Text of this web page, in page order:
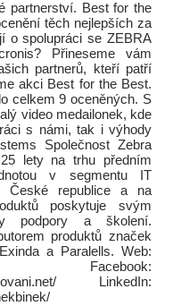
partnerství. Best for the
těch nejlepších za
o spolupráci se ZEBRA
Přineseme vám
partnerů, kteří patří
akci Best for the Best.
celkem 9 oceněných. S
video medailonek, kde
s námi, tak i výhody
Společnost Zebra
lety na trhu předním
v segmentu IT
České republice a na
poskytuje svým
podpory a školení.
produktů značek
a Paralells. Web:
Facebook:
LinkedIn: